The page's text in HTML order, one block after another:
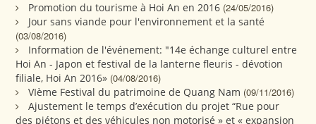
Promotion du tourisme à Hoi An en 2016 (24/05/2016)
Jour sans viande pour l'environnement et la santé
(03/08/2016)
Information de l'événement: "14e échange culturel entre
Hoi An - Japon et festival de la lanterne fleuris - dévotion
filiale, Hoi An 2016» (04/08/2016)
VIème Festival du patrimoine de Quang Nam (09/11/2016)
Ajustement le temps d’exécution du projet “Rue pour
des piétons et des véhicules non motorisé » et « expansion